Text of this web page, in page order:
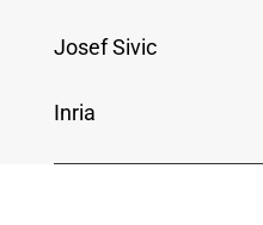
Josef Sivic
Inria